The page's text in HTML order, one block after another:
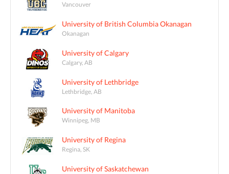
Vancouver
University of British Columbia Okanagan
Okanagan
University of Calgary
Calgary, AB
University of Lethbridge
Lethbridge, AB
University of Manitoba
Winnipeg, MB
University of Regina
Regina, SK
University of Saskatchewan